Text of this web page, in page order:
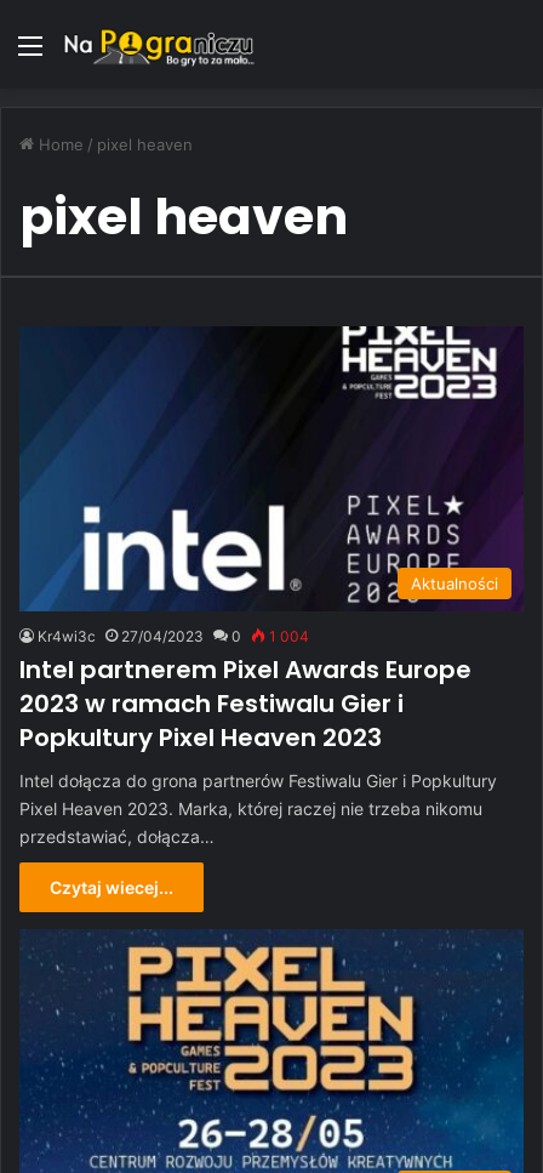
Menu
Home / pixel heaven
pixel heaven
Aktualności
Kr4wi3c 27/04/2023 0 1 004
Intel partnerem Pixel Awards Europe
2023 w ramach Festiwalu Gier i
Popkultury Pixel Heaven 2023
Intel dołącza do grona partnerów Festiwalu Gier i Popkultury
Pixel Heaven 2023. Marka, której raczej nie trzeba nikomu
przedstawiać, dołącza…
Czytaj wiecej...